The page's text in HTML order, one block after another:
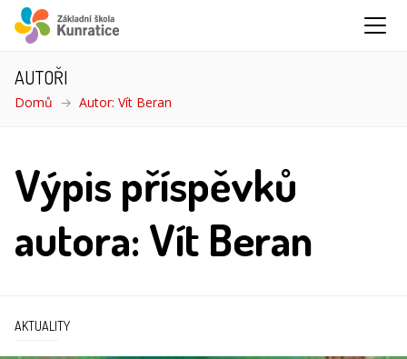
AUTOŘI
Domů Autor: Vít Beran
Výpis příspěvků
autora: Vít Beran
AKTUALITY